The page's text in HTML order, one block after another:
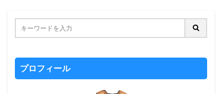
プロフィール